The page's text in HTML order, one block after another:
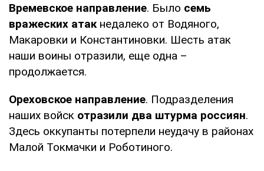
Времевское направление. Было семь
вражеских атак недалеко от Водяного,
Макаровки и Константиновки. Шесть атак
наши воины отразили, еще одна –
продолжается.
Ореховское направление. Подразделения
наших войск отразили два штурма россиян.
Здесь оккупанты потерпели неудачу в районах
Малой Токмачки и Роботиного.